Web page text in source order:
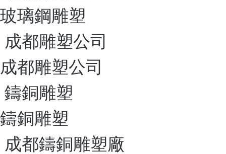
玻璃鋼雕塑
成都雕塑公司
成都雕塑公司
鑄銅雕塑
鑄銅雕塑
成都鑄銅雕塑廠